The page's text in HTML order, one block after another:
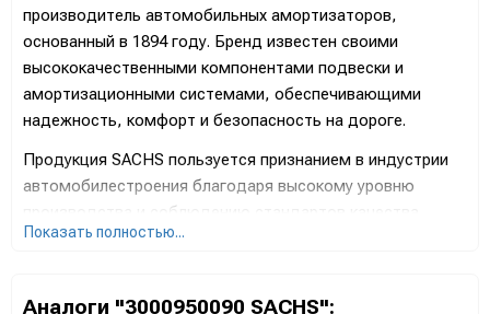
производитель автомобильных амортизаторов,
основанный в 1894 году. Бренд известен своими
высококачественными компонентами подвески и
амортизационными системами, обеспечивающими
надежность, комфорт и безопасность на дороге.
Продукция SACHS пользуется признанием в индустрии
автомобилестроения благодаря высокому уровню
производства и соблюдению стандартов качества.
Амортизаторы SACHS известны своей эффективностью,
Показать полностью...
Аналоги "3000950090 SACHS":